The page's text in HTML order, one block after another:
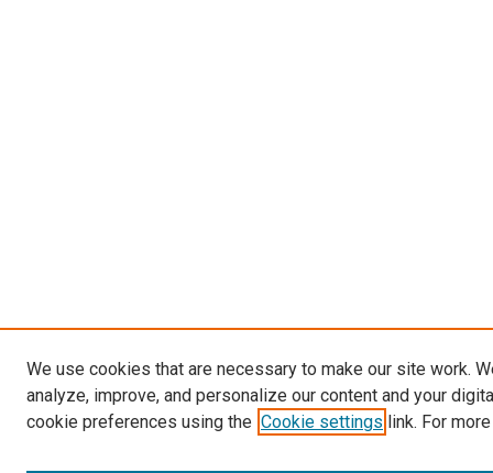
We use cookies that are necessary to make our site work.
analyze, improve, and personalize our content and your
cookie preferences using the Cookie settings link. For